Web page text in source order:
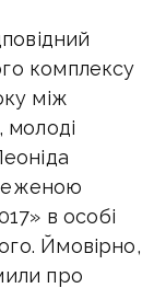
комплексу
між
молоді
в особі
Ймовірно,
про